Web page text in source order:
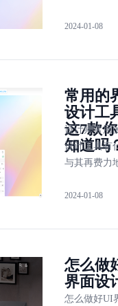
不仅代表了
量免费的
方便快捷的
了详细的
面设计尺寸
有助于提高
率。此外，
他网站如
Freebiesbug
2024-01-08
常用的
设计工
这7款
知道吗
设计师常用
设计工具有
与其再费力
挑选，不如
即时设计是
于一体的专
工具，让你
一个设计工
2024-01-08
怎么做
界面设
怎么做好UI